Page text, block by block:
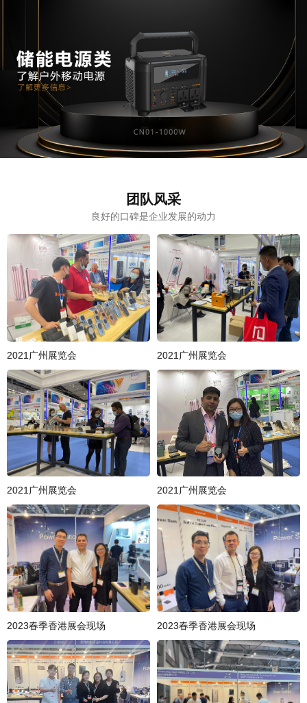
团队风采
良好的口碑是企业发展的动力
2021广州展览会 2021广州展览会
2021广州展览会 2021广州展览会
2023春季香港展会现场 2023春季香港展会现场